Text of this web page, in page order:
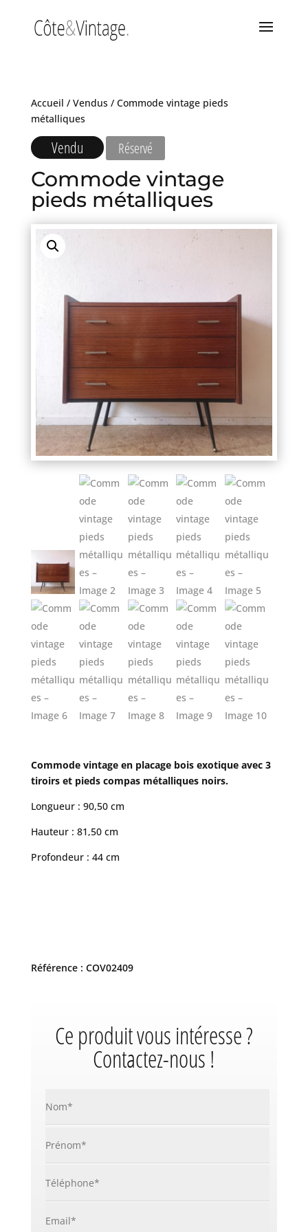
Accueil / Vendus/ Commode vintage pieds
métalliques
Vendu Réservé
Commode vintage
pieds métalliques
Commode vintage en placage bois exotique avec 3
tiroirs et pieds compas métalliques noirs.
Longueur : 90,50 cm
Hauteur : 81,50 cm
Profondeur : 44 cm
Référence : COV02409
Ce produit vous intéresse ?
Contactez-nous !